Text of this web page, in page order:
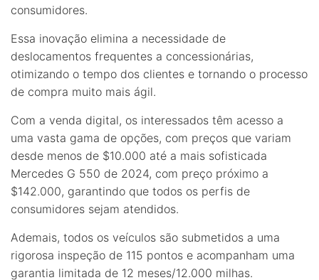
consumidores.
Essa inovação elimina a necessidade de
deslocamentos frequentes a concessionárias,
otimizando o tempo dos clientes e tornando o processo
de compra muito mais ágil.
Com a venda digital, os interessados têm acesso a
uma vasta gama de opções, com preços que variam
desde menos de $10.000 até a mais sofisticada
Mercedes G 550 de 2024, com preço próximo a
$142.000, garantindo que todos os perfis de
consumidores sejam atendidos.
Ademais, todos os veículos são submetidos a uma
rigorosa inspeção de 115 pontos e acompanham uma
garantia limitada de 12 meses/12.000 milhas.